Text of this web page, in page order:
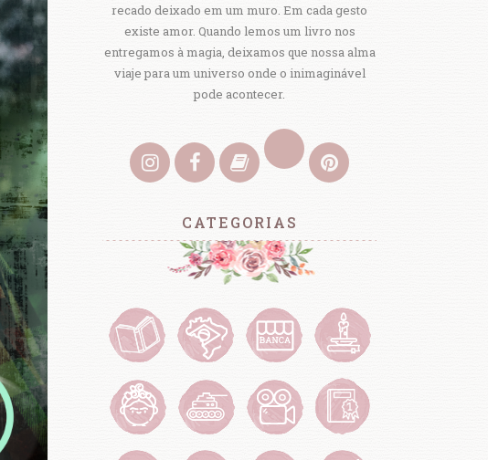
recado deixado em um muro. Em cada gesto
existe amor. Quando lemos um livro nos
entregamos à magia, deixamos que nossa alma
viaje para um universo onde o inimaginável
pode acontecer.
CATEGORIAS